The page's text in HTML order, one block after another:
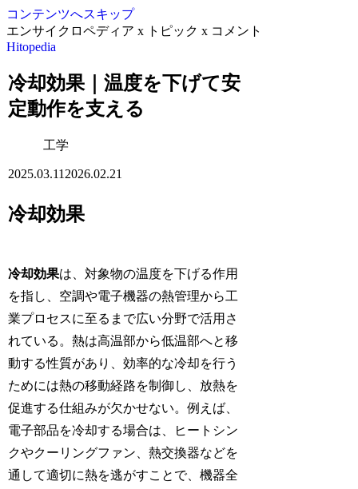
コンテンツへスキップ
エンサイクロペディア x トピック x コメント
Hitopedia
冷却効果｜温度を下げて安
定動作を支える
工学
2025.03.11 2026.02.21
冷却効果
冷却効果は、対象物の温度を下げる作用
を指し、空調や電子機器の熱管理から工
業プロセスに至るまで広い分野で活用さ
れている。熱は高温部から低温部へと移
動する性質があり、効率的な冷却を行う
ためには熱の移動経路を制御し、放熱を
促進する仕組みが欠かせない。例えば、
電子部品を冷却する場合は、ヒートシン
クやクーリングファン、熱交換器などを
通して適切に熱を逃がすことで、機器全